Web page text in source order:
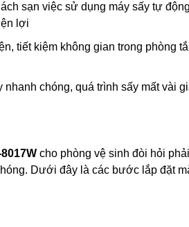
sạn việc sử dụng máy sấy tự
lợi
tiết kiệm không gian trong phòng
chóng, quá trình sấy mất vài
cho phòng vệ sinh đòi hỏi
Dưới đây là các bước lắp đặt